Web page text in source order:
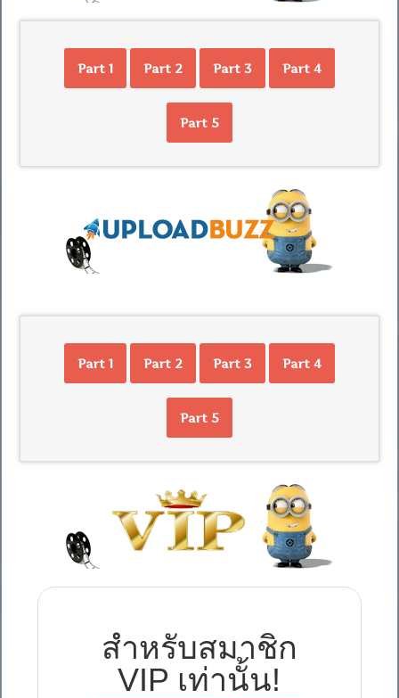
Part 1 Part 2 Part 3 Part 4
Part 5
Part 1 Part 2 Part 3 Part 4
Part 5
สำหรับสมาชิก
VIP เท่านั้น!